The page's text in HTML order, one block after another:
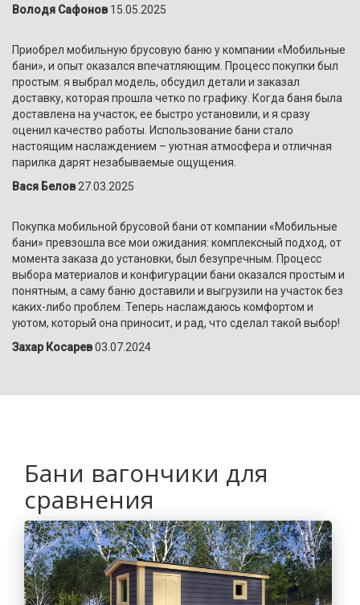
Володя Сафонов15.05.2025
Приобрел мобильную брусовую баню у компании «Мобильные
бани», и опыт оказался впечатляющим. Процесс покупки был
простым: я выбрал модель, обсудил детали и заказал
доставку, которая прошла четко по графику. Когда баня была
доставлена на участок, ее быстро установили, и я сразу
оценил качество работы. Использование бани стало
настоящим наслаждением – уютная атмосфера и отличная
парилка дарят незабываемые ощущения.
Вася Белов27.03.2025
Покупка мобильной брусовой бани от компании «Мобильные
бани» превзошла все мои ожидания: комплексный подход, от
момента заказа до установки, был безупречным. Процесс
выбора материалов и конфигурации бани оказался простым и
понятным, а саму баню доставили и выгрузили на участок без
каких-либо проблем. Теперь наслаждаюсь комфортом и
уютом, который она приносит, и рад, что сделал такой выбор!
Захар Косарев03.07.2024
Бани вагончики для
сравнения